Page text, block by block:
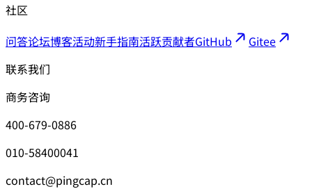
社区
问答论坛博客活动新手指南活跃贡献者GitHub
Gitee
联系我们
商务咨询
400-679-0886
010-58400041
contact@pingcap.cn